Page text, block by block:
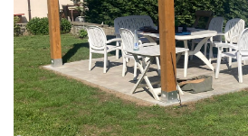
PERGOLA